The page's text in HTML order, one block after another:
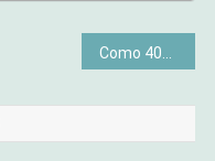
Como 40% das Mulheres Estão Revolucionando o Mercado de Arte Digital